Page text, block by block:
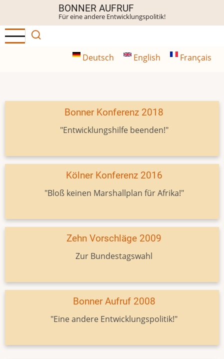
Inhalt
BONNER AUFRUF
Für eine andere Entwicklungspolitik!
Deutsch English Français
Bonner Konferenz 2018
"Entwicklungshilfe beenden!"
Kölner Konferenz 2016
"Bloß keinen Marshallplan für Afrika!"
Zehn Vorschläge 2009
Zur Bundestagswahl
Bonner Aufruf 2008
"Eine andere Entwicklungspolitik!"